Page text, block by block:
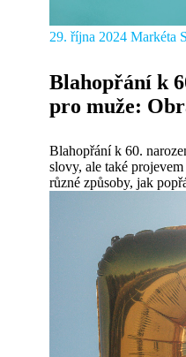
29. října 2024 Markéta
Blahopřání k
pro muže:
Blahopřání k 60.
slovy, ale také
různé způsoby, jak